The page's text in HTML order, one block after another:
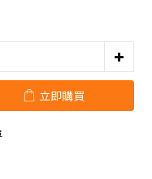
立即購買